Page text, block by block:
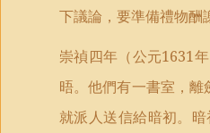
下議論，要準備禮物酬
崇禎四年（公元1631
晤。他們有一書室，
就派人送信給暗初。